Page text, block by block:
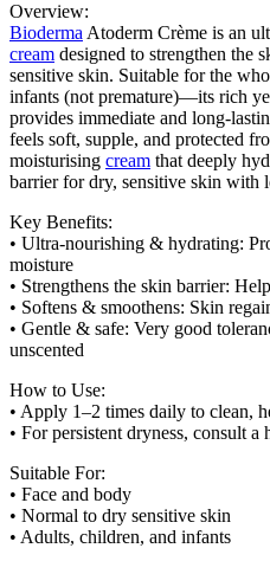
Overview:
Bioderma Atoderm Crème is an
cream designed to strengthen the
sensitive skin. Suitable for the
infants (not premature)—its rich
provides immediate and long-
feels soft, supple, and protected
moisturising cream that deeply
barrier for dry, sensitive skin with
Key Benefits:
• Ultra-nourishing & hydrating:
moisture
• Strengthens the skin barrier:
• Softens & smoothens: Skin
• Gentle & safe: Very good
unscented
How to Use:
• Apply 1–2 times daily to clean,
• For persistent dryness, consult a
Suitable For:
• Face and body
• Normal to dry sensitive skin
• Adults, children, and infants